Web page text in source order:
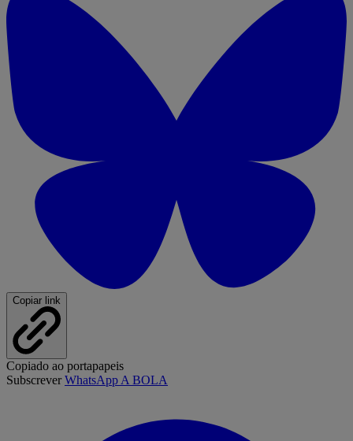
Copiar link
Copiado ao portapapeis
SubscreverWhatsApp A BOLA